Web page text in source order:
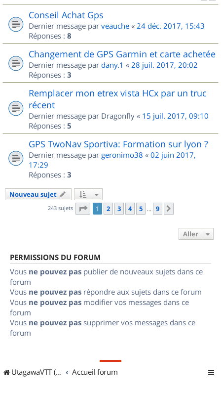
Conseil Achat Gps
Dernier message par veauche « 24 déc. 2017, 15:43
Réponses : 8
Changement de GPS Garmin et carte achetée
Dernier message par dany.1 « 28 juil. 2017, 20:02
Réponses : 3
Remplacer mon etrex vista HCx par un truc
récent
Dernier message par Dragonfly « 15 juil. 2017, 09:10
Réponses : 5
GPS TwoNav Sportiva: Formation sur lyon ?
Dernier message par geronimo38 « 02 juin 2017,
17:29
Réponses : 3
Nouveau sujet
243 sujets Page 1sur
1 2 3 4 5 … 9
Aller
PERMISSIONS DU FORUM
Vous ne pouvez pas publier de nouveaux sujets dans ce
forum
Vous ne pouvez pas répondre aux sujets dans ce forum
Vous ne pouvez pas modifier vos messages dans ce
forum
Vous ne pouvez pas supprimer vos messages dans ce
forum
UtagawaVTT (Randos VTT et VTTAE avec traces GPS) Accueil forum